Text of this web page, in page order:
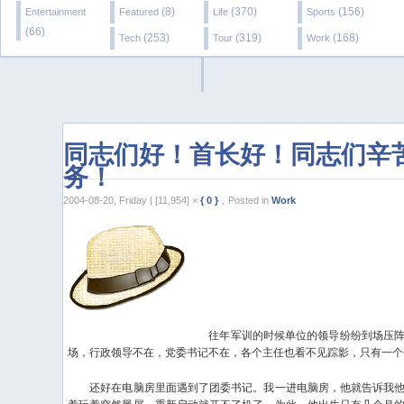
Entertainment
(66)
Featured (8) Life (370) Sports (156)
Tech (253) Tour (319) Work (168)
同志们好！首长好！同志们辛
务！
2004-08-20, Friday | [11,954] × { 0 }，Posted in Work
往年军训的时候单位的领导纷纷到场压阵
场，行政领导不在，党委书记不在，各个主任也看不见踪影，只有一
还好在电脑房里面遇到了团委书记。我一进电脑房，他就告诉我